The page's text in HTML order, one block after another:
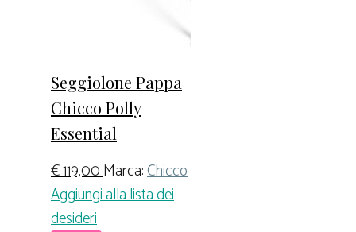
Seggiolone Pappa
Chicco Polly
Essential
€119,00Marca:Chicco
Aggiungi alla lista dei
desideri